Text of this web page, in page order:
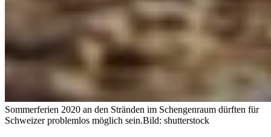
Sommerferien 2020 an den Stränden im Schengenraum dürften für
Schweizer problemlos möglich sein.Bild: shutterstock